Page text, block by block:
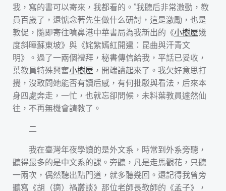
我，寫的書可以寄來，我都看的。”我聽后非常激動，教
員百歲了，還惦念著先生做什么研討，這是激勵，也是
敦促，隨即寄往噴鼻港中華書局為我新出的《小樹屋幾
度斜暉蘇東坡》與《姹紫嫣紅開遍：昆曲與汗青文
明》。過了一兩個禮拜，秘書傳信給我，平話已妥收，
葉教員特殊興奮小樹屋 ，開端讀起來了。我欠好意思打
攪，沒敢問她能否有讀后感，有何批駁與看法，后來本
身四處奔走，一忙，也就忘卻問候，未料葉教員遽然仙
往，不再無機會請教了。
二
我在臺灣年夜學讀的是外文系，時常到外系旁聽，
聽得最多的是中文系的課。旁聽，凡是走馬觀花，只聽
一兩次，偶然聽出點門道，就多聽幾回。還記得我曾旁
聽寫《胡（適）禍叢談》那位老師長教師的《孟子》，